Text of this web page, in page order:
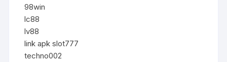
98win
lc88
lv88
link apk slot777
techno002